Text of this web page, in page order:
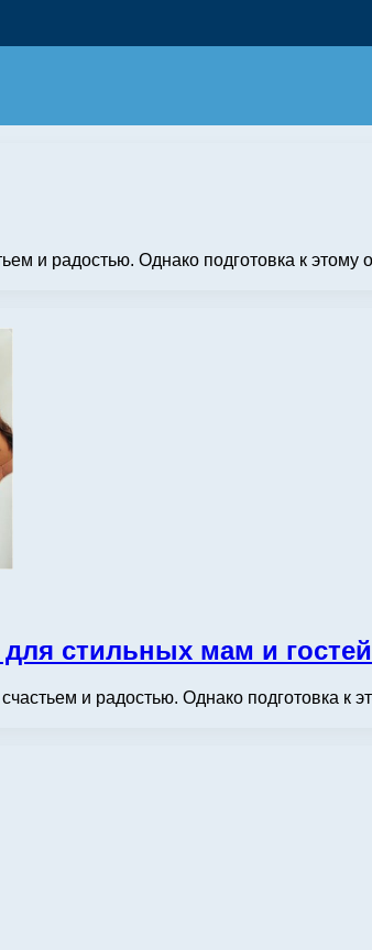
и радостью. Однако подготовка к этому
стильных мам и гостей
и радостью. Однако подготовка к